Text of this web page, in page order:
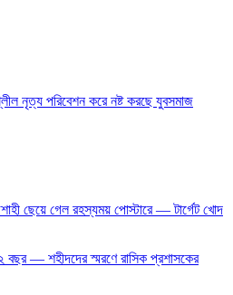
নৃত্য পরিবেশন করে নষ্ট করছে যুবসমাজ
ছেয়ে গেল রহস্যময় পোস্টারে — টার্গেট খোদ
বছর — শহীদদের স্মরণে রাসিক প্রশাসকের